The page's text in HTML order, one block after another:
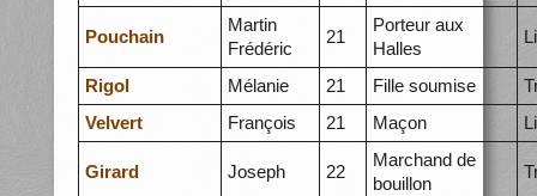
Pouchain
Martin
Frédéric
21
Porteur aux
Halles
Rigol Mélanie 21 Fille soumise
Velvert
François 21 Maçon
Girard Joseph 22
Marchand de
bouillon